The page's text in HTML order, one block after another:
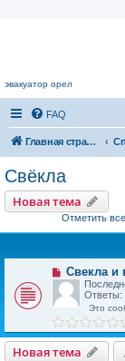
эвакуатор орел
FAQ
Главная страница
Свёкла
Новая тема
Отметить
Свекла и
Ответы:
Это
Новая тема